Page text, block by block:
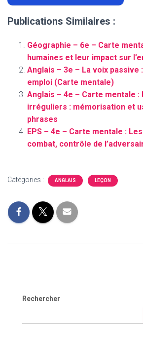
Publications Similaires :
Géographie – 6e – Carte
humaines et leur impact sur
Anglais – 3e – La voix
emploi (Carte mentale)
Anglais – 4e – Carte mentale :
irréguliers : mémorisation et
phrases
EPS – 4e – Carte mentale :
combat, contrôle de
Catégories : ANGLAIS LEÇON
Rechercher